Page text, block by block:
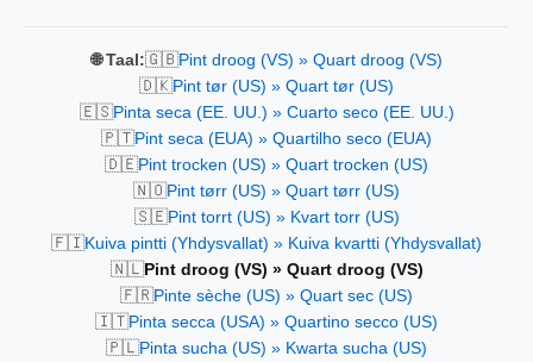
🌐 Taal:🇬🇧Pint droog (VS) » Quart droog (VS)
🇩🇰Pint tør (US) » Quart tør (US)
🇪🇸Pinta seca (EE. UU.) » Cuarto seco (EE. UU.)
🇵🇹Pint seca (EUA) » Quartilho seco (EUA)
🇩🇪Pint trocken (US) » Quart trocken (US)
🇳🇴Pint tørr (US) » Quart tørr (US)
🇸🇪Pint torrt (US) » Kvart torr (US)
🇫🇮Kuiva pintti (Yhdysvallat) » Kuiva kvartti (Yhdysvallat)
🇳🇱Pint droog (VS) » Quart droog (VS)
🇫🇷Pinte sèche (US) » Quart sec (US)
🇮🇹Pinta secca (USA) » Quartino secco (US)
🇵🇱Pinta sucha (US) » Kwarta sucha (US)